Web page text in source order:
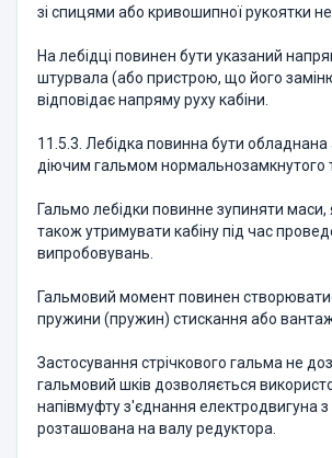
зі спицями або кривошипної рукоятки
На лебідці повинен бути указаний
штурвала (або пристрою, що його
відповідає напряму руху кабіни.
11.5.3. Лебідка повинна бути
діючим гальмом нормальнозамкнутого
Гальмо лебідки повинне зупиняти маси,
також утримувати кабіну під час
випробовувань.
Гальмовий момент повинен
пружини (пружин) стискання або
Застосування стрічкового гальма не
гальмовий шків дозволяється
напівмуфту з'єднання електродвигуна
розташована на валу редуктора.